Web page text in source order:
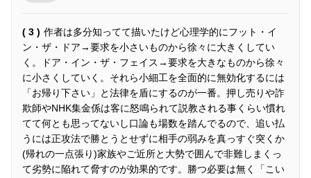
( 3 ) 作者は多分知ってて描いたけど心理学的にフット・イ
ン・ザ・ドア→要求を小さいものから徐々に大きくしてい
く。ドア・イン・ザ・フェイス→要求を大きなものから徐々
に小さくしていく。それら小細工を全面的に無効化するには
「お帰り下さい」と法律を盾にするのが一番。押し売りや詐
欺師やNHK集金係は客に怒鳴られて説教される事くらい慣れ
てて何とも思ってないし口論も場数を踏んでるので、追い払
うには正攻法で勝とうとせずに相手の弱みを真っすぐ突くか
(帰れの一点張り)家族やご近所と大勢で囲んで非難しまくっ
て劣勢に陥れて脅すのが効果的です。勝つ必要は無く「こい